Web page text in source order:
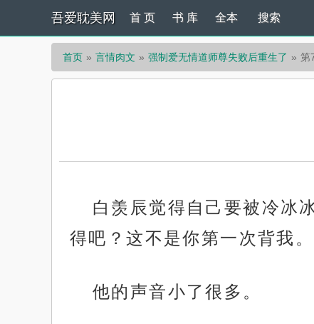
吾爱耽美网 首 页 书 库 全本 搜索
首页 言情肉文 强制爱无情道师尊失败后重生了 第
白羡辰觉得自己要被冷冰
得吧？这不是你第一次背我
他的声音小了很多。